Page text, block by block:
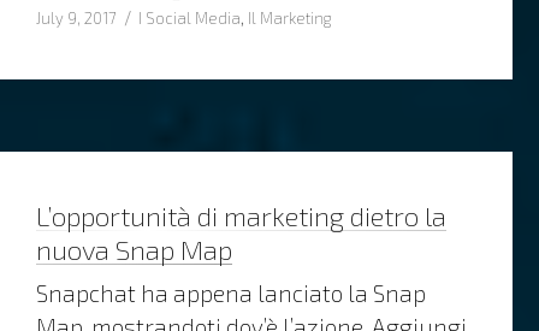
Posted
July 9, 2017 Categories
I Social Media, Il Marketing
L’opportunità di marketing dietro la
nuova Snap Map
Snapchat ha appena lanciato la Snap